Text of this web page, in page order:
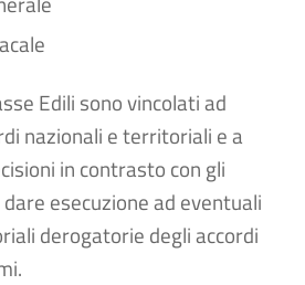
Edili sono vincolati ad
nazionali e territoriali e a
in contrasto con gli
esecuzione ad eventuali
derogatorie degli accordi